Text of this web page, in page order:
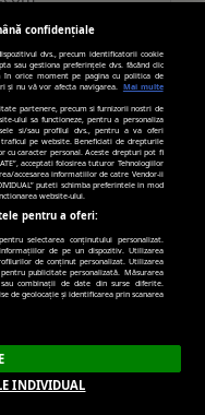
zile, 365 zile
confidențiale
dvs., precum identificatorii cookie
sau gestiona preferințele dvs. făcând clic
orice moment pe pagina cu politica de
și nu vă vor afecta navigarea.
Mai multe
partenere, precum si furnizorii nostri de
ului sa functioneze, pentru a personaliza
si/sau profilul dvs., pentru a va oferi
pe website. Beneficiati de drepturile
cu caracter personal. Aceste drepturi pot fi
acceptati folosirea tuturor Tehnologiilor
accesarea informatiilor de catre Vendor-ii
puteti schimba preferintele in mod
website-ului.
pentru a oferi:
selectarea conținutului personalizat.
de pe un dispozitiv. Utilizarea
de conținut personalizat. Utilizarea
publicitate personalizată. Măsurarea
combinații de date din surse diferite.
de geolocație și identificarea prin scanarea
INDIVIDUAL